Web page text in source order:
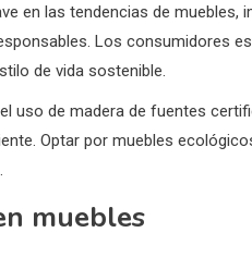
en las tendencias de muebles,
Los consumidores
de vida sostenible.
uso de madera de fuentes
Optar por muebles
muebles